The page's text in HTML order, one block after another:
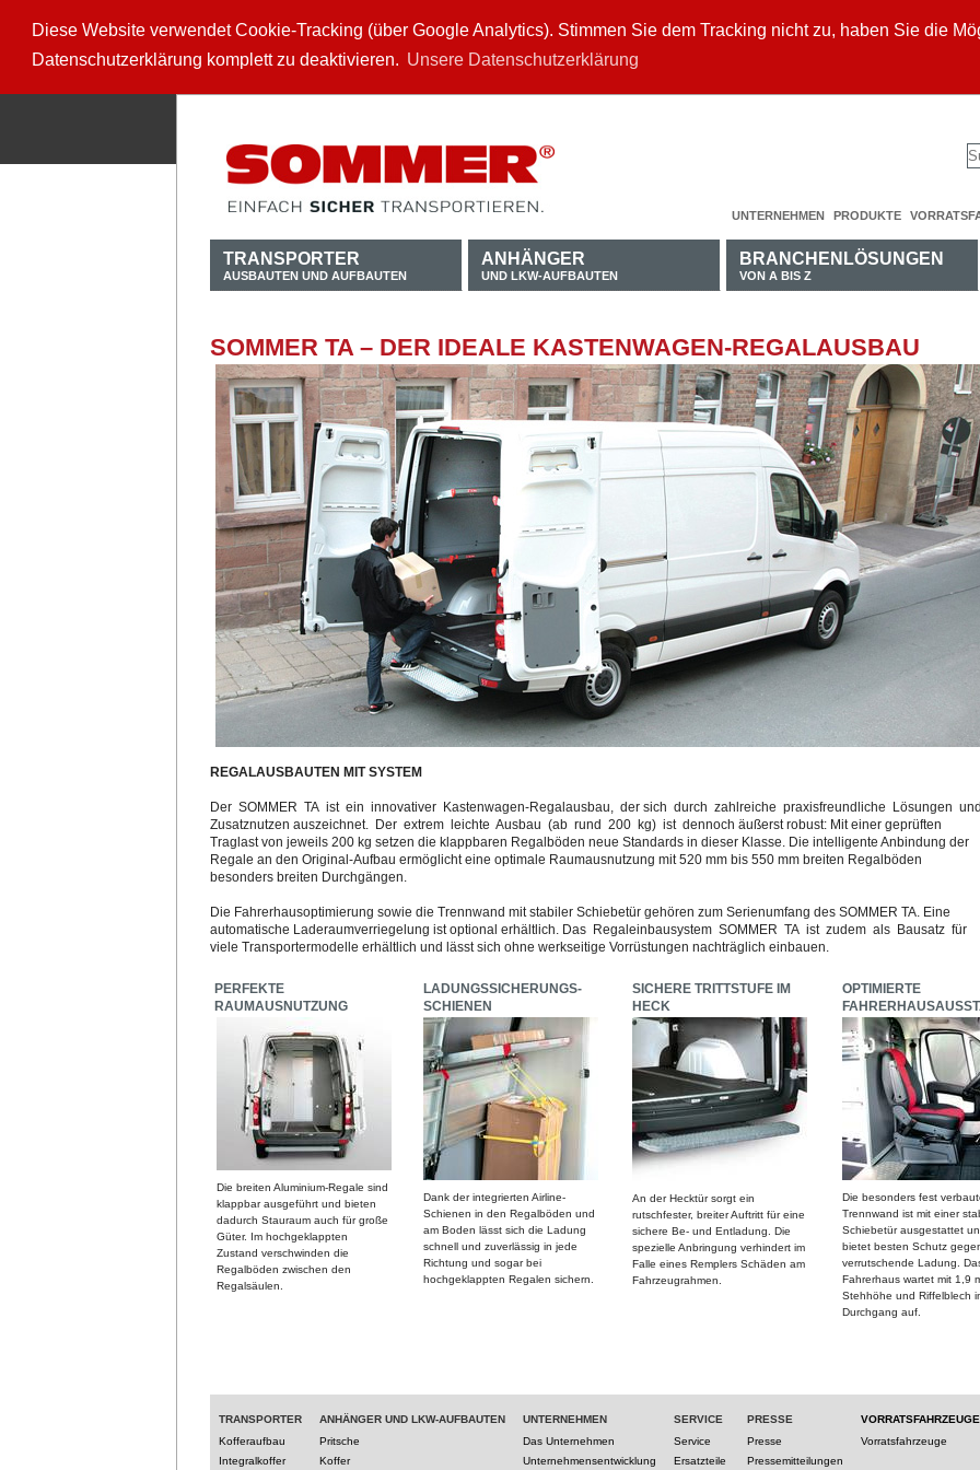
Diese Website verwendet Cookie-Tracking (über Google Analytics). Stimmen Sie dem Tracking nicht zu, haben Sie die
Datenschutzerklärung komplett zu deaktivieren. Unsere Datenschutzerklärung
UNTERNEHMEN PRODUKTE
TRANSPORTER
AUSBAUTEN UND AUFBAUTEN
ANHÄNGER
UND LKW-AUFBAUTEN
BRANCHENLÖSUNGEN
VON A BIS Z
SOMMER TA – DER IDEALE KASTENWAGEN-REGALAUSBAU
REGALAUSBAUTEN MIT SYSTEM
Der SOMMER TA ist ein innovativer Kastenwagen-Regalausbau, der sich durch zahlreiche praxisfreundliche Lösungen
Zusatznutzen auszeichnet. Der extrem leichte Ausbau (ab rund 200 kg) ist dennoch äußerst robust: Mit einer geprüften
Traglast von jeweils 200 kg setzen die klappbaren Regalböden neue Standards in dieser Klasse. Die intelligente Anbindung der
Regale an den Original-Aufbau ermöglicht eine optimale Raumausnutzung mit 520 mm bis 550 mm breiten Regalböden
besonders breiten Durchgängen.
Die Fahrerhausoptimierung sowie die Trennwand mit stabiler Schiebetür gehören zum Serienumfang des SOMMER TA. Eine
automatische Laderaumverriegelung ist optional erhältlich. Das Regaleinbausystem SOMMER TA ist zudem als Bausatz für
viele Transportermodelle erhältlich und lässt sich ohne werkseitige Vorrüstungen nachträglich einbauen.
PERFEKTE
RAUMAUSNUTZUNG
Die breiten Aluminium-Regale sind
klappbar ausgeführt und bieten
dadurch Stauraum auch für große
Güter. Im hochgeklappten
Zustand verschwinden die
Regalböden zwischen den
Regalsäulen.
LADUNGSSICHERUNGS-
SCHIENEN
Dank der integrierten Airline-
Schienen in den Regalböden und
am Boden lässt sich die Ladung
schnell und zuverlässig in jede
Richtung und sogar bei
hochgeklappten Regalen sichern.
SICHERE TRITTSTUFE IM
HECK
An der Hecktür sorgt ein
rutschfester, breiter Auftritt für eine
sichere Be- und Entladung. Die
spezielle Anbringung verhindert im
Falle eines Remplers Schäden am
Fahrzeugrahmen.
OPTIMIERTE
Die besonders fest
Trennwand ist mit einer
Schiebetür ausgestattet
bietet besten Schutz
verrutschende Ladung.
Fahrerhaus wartet mit 1,9
Stehhöhe und Riffelblech
Durchgang auf.
TRANSPORTER
Kofferaufbau
Integralkoffer
ANHÄNGER UND LKW-AUFBAUTEN
Pritsche
Koffer
UNTERNEHMEN
Das Unternehmen
Unternehmensentwicklung
SERVICE
Service
Ersatzteile
PRESSE
Presse
Pressemitteilungen
VORRATSFAHRZEUGE
Vorratsfahrzeuge